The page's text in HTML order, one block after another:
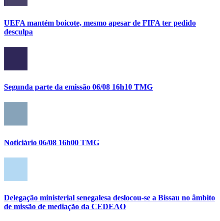
UEFA mantém boicote, mesmo apesar de FIFA ter pedido
desculpa
Segunda parte da emissão 06/08 16h10 TMG
Noticiário 06/08 16h00 TMG
Delegação ministerial senegalesa deslocou-se a Bissau no âmbito
de missão de mediação da CEDEAO